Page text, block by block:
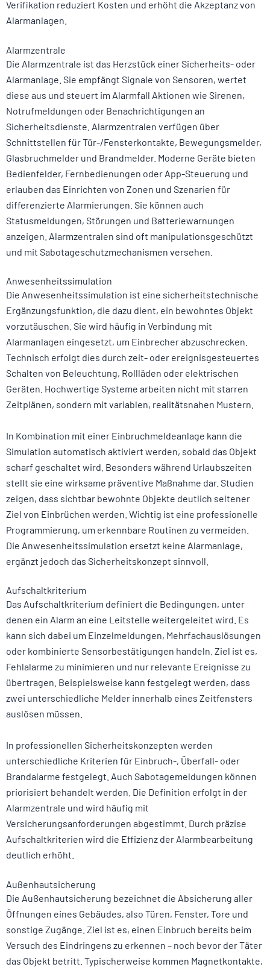
Verifikation reduziert Kosten und erhöht die Akzeptanz von
Alarmanlagen.
Alarmzentrale
Die Alarmzentrale ist das Herzstück einer Sicherheits- oder
Alarmanlage. Sie empfängt Signale von Sensoren, wertet
diese aus und steuert im Alarmfall Aktionen wie Sirenen,
Notrufmeldungen oder Benachrichtigungen an
Sicherheitsdienste. Alarmzentralen verfügen über
Schnittstellen für Tür-/Fensterkontakte, Bewegungsmelder,
Glasbruchmelder und Brandmelder. Moderne Geräte bieten
Bedienfelder, Fernbedienungen oder App-Steuerung und
erlauben das Einrichten von Zonen und Szenarien für
differenzierte Alarmierungen. Sie können auch
Statusmeldungen, Störungen und Batteriewarnungen
anzeigen. Alarmzentralen sind oft manipulationsgeschützt
und mit Sabotageschutzmechanismen versehen.
Anwesenheitssimulation
Die Anwesenheitssimulation ist eine sicherheitstechnische
Ergänzungsfunktion, die dazu dient, ein bewohntes Objekt
vorzutäuschen. Sie wird häufig in Verbindung mit
Alarmanlagen eingesetzt, um Einbrecher abzuschrecken.
Technisch erfolgt dies durch zeit- oder ereignisgesteuertes
Schalten von Beleuchtung, Rollläden oder elektrischen
Geräten. Hochwertige Systeme arbeiten nicht mit starren
Zeitplänen, sondern mit variablen, realitätsnahen Mustern.
In Kombination mit einer Einbruchmeldeanlage kann die
Simulation automatisch aktiviert werden, sobald das Objekt
scharf geschaltet wird. Besonders während Urlaubszeiten
stellt sie eine wirksame präventive Maßnahme dar. Studien
zeigen, dass sichtbar bewohnte Objekte deutlich seltener
Ziel von Einbrüchen werden. Wichtig ist eine professionelle
Programmierung, um erkennbare Routinen zu vermeiden.
Die Anwesenheitssimulation ersetzt keine Alarmanlage,
ergänzt jedoch das Sicherheitskonzept sinnvoll.
Aufschaltkriterium
Das Aufschaltkriterium definiert die Bedingungen, unter
denen ein Alarm an eine Leitstelle weitergeleitet wird. Es
kann sich dabei um Einzelmeldungen, Mehrfachauslösungen
oder kombinierte Sensorbestätigungen handeln. Ziel ist es,
Fehlalarme zu minimieren und nur relevante Ereignisse zu
übertragen. Beispielsweise kann festgelegt werden, dass
zwei unterschiedliche Melder innerhalb eines Zeitfensters
auslösen müssen.
In professionellen Sicherheitskonzepten werden
unterschiedliche Kriterien für Einbruch-, Überfall- oder
Brandalarme festgelegt. Auch Sabotagemeldungen können
priorisiert behandelt werden. Die Definition erfolgt in der
Alarmzentrale und wird häufig mit
Versicherungsanforderungen abgestimmt. Durch präzise
Aufschaltkriterien wird die Effizienz der Alarmbearbeitung
deutlich erhöht.
Außenhautsicherung
Die Außenhautsicherung bezeichnet die Absicherung aller
Öffnungen eines Gebäudes, also Türen, Fenster, Tore und
sonstige Zugänge. Ziel ist es, einen Einbruch bereits beim
Versuch des Eindringens zu erkennen – noch bevor der Täter
das Objekt betritt. Typischerweise kommen Magnetkontakte,